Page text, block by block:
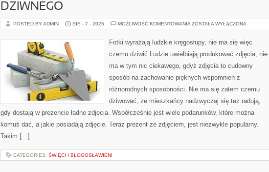
DZIWNEGO
POSTED BY ADMIN SIE - 7 - 2025 MOŻLIWOŚĆ KOMENTOWANIA CORAZ
OBECNIE
ODJEŻDŻA
ZA
NIE
W
TYM
NIC
DZIWNEGO
ZOSTAŁA WYŁĄCZONA
Fotki wyrażają ludzkie kręgosłupy, nie ma się więc
czemu dziwić Ludzie uwielbiają produkować zdjęcia, nie
ma w tym nic ciekawego, gdyż zdjęcia to cudowny
sposób na zachowanie pięknych wspomnień z
różnorodnych sposobności. Nie ma się zatem czemu
dziwować, że mieszkańcy nadzwyczaj się też radują,
gdy dostają w prezencie ładne zdjęcia. Współcześnie jest wiele podarunków, które można
komuś dać, a jakie posiadają zdjęcie. Teraz prezent ze zdjęciem, jest niezwykle popularny.
Takim […]
CATEGORIES: ŚWIĘCI I BŁOGOSŁAWIENI